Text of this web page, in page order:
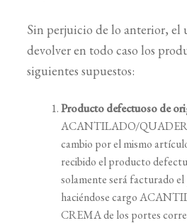
Sin perjuicio de lo anterior, el
devolver en todo caso los
siguientes supuestos:
Producto defectuoso de
ACANTILADO/
cambio por el mismo
recibido el producto
solamente será facturado
haciéndose cargo
CREMA de los portes